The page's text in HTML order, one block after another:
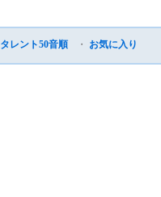
タレント50音順 ・ お気に入り